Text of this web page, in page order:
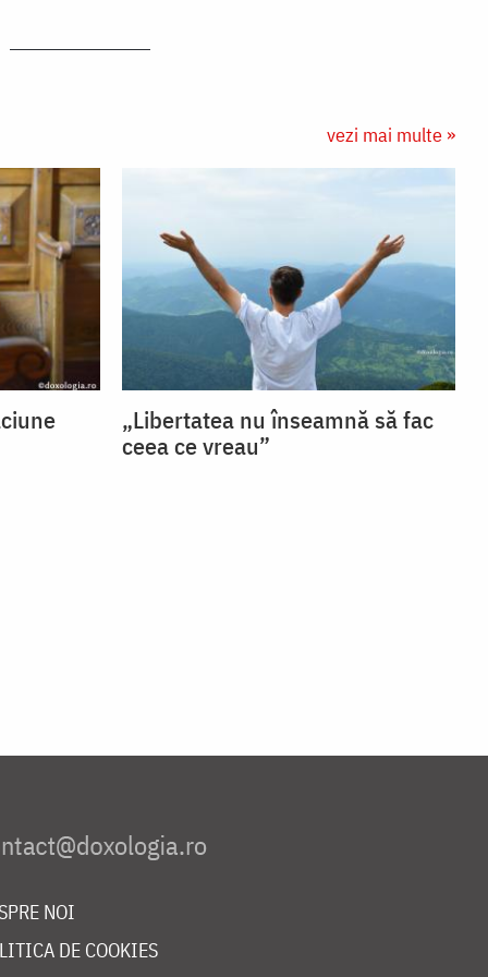
vezi mai multe »
„Libertatea nu înseamnă să fac
ceea ce vreau”
NOI
DE COOKIES